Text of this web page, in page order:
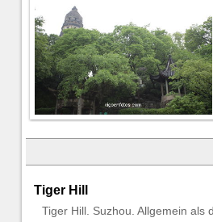
Tiger Hill
Tiger Hill. Suzhou. Allgemein als